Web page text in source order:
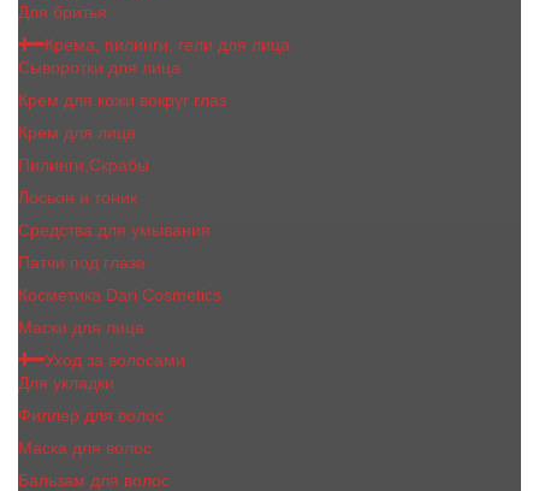
Для бритья
Крема, пилинги, гели для лица
Сыворотки для лица
Крем для кожи вокруг глаз
Крем для лица
Пилинги,Скрабы
Лосьон и тоник
Средства для умывания
Патчи под глаза
Косметика Dari Cosmetics
Маски для лица
Уход за волосами
Для укладки
Филлер для волос
Маска для волос
Бальзам для волос